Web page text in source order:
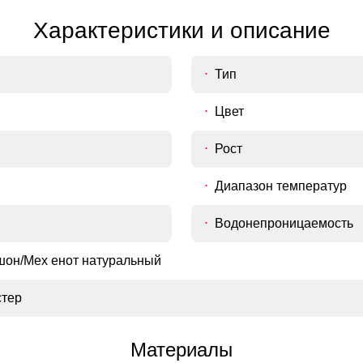
Характеристики и описание
Тип
Цвет
Рост
Диапазон температур
Водонепроницаемость
Мех енот натуральный
Материалы